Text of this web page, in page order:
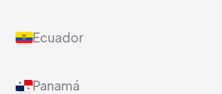
Ecuador
Panamá